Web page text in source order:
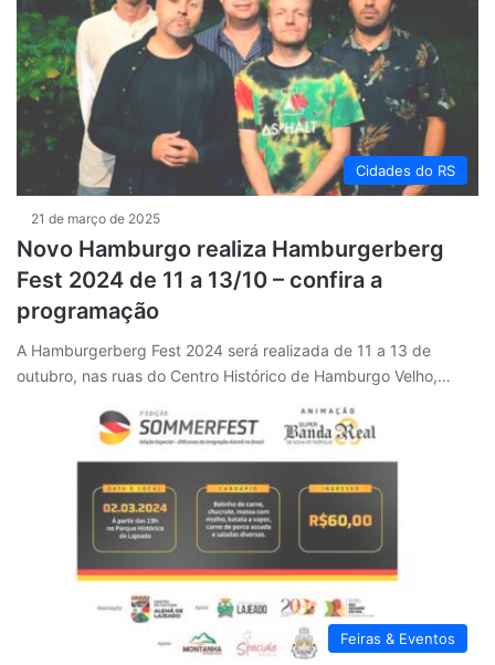
Cidades do RS
21 de março de 2025
Novo Hamburgo realiza Hamburgerberg
Fest 2024 de 11 a 13/10 – confira a
programação
A Hamburgerberg Fest 2024 será realizada de 11 a 13 de
outubro, nas ruas do Centro Histórico de Hamburgo Velho,…
Feiras & Eventos